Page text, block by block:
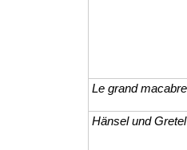
Le grand macabre
Hänsel und Gretel